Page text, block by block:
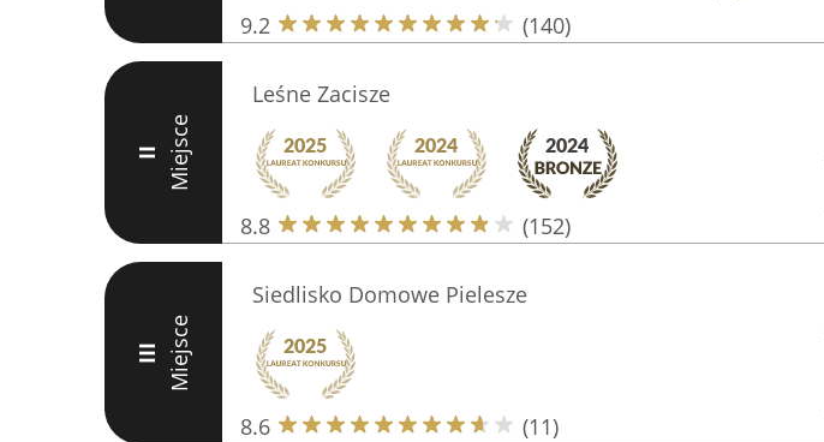
9.2 (140)
II Miejsce
Leśne Zacisze
8.8 (152)
III Miejsce
Siedlisko Domowe Pielesze
8.6 (11)